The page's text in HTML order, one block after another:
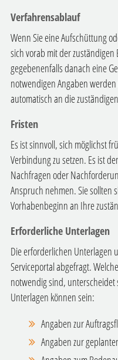
Verfahrensablauf
Wenn Sie eine Aufschüttung
sich vorab mit der
gegebenenfalls danach eine
notwendigen Angaben
automatisch an die
Fristen
Es ist sinnvoll, sich möglichst
Verbindung zu setzen. Es ist
Nachfragen oder
Anspruch nehmen. Sie sollten
Vorhabenbeginn an Ihre
Erforderliche Unterlagen
Die erforderlichen Unterlagen
Serviceportal abgefragt.
notwendig sind, unterscheidet
Unterlagen können sein:
Angaben zur
Angaben zur